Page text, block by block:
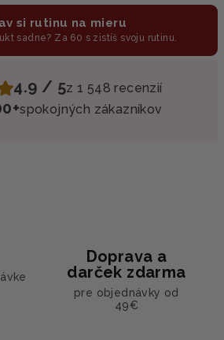
si rutinu na mieru
sadne? Za 60 s zistíš svoju rutinu.
4.9 / 5z 1 548 recenzií
spokojných zákazníkov
Doprava a
darček zdarma
pre objednávky od
49€